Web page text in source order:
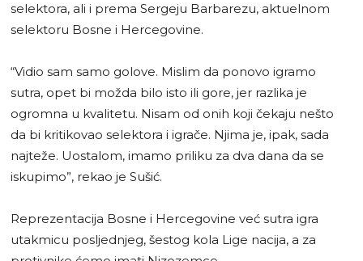
selektora, ali i prema Sergeju Barbarezu, aktuelnom
selektoru Bosne i Hercegovine.
“Vidio sam samo golove. Mislim da ponovo igramo
sutra, opet bi možda bilo isto ili gore, jer razlika je
ogromna u kvalitetu. Nisam od onih koji čekaju nešto
da bi kritikovao selektora i igrače. Njima je, ipak, sada
najteže. Uostalom, imamo priliku za dva dana da se
iskupimo”, rekao je Sušić.
Reprezentacija Bosne i Hercegovine već sutra igra
utakmicu posljednjeg, šestog kola Lige nacija, a za